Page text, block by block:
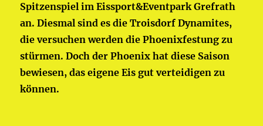
Spitzenspiel im Eissport&Eventpark Grefrath
an. Diesmal sind es die Troisdorf Dynamites,
die versuchen werden die Phoenixfestung zu
stürmen. Doch der Phoenix hat diese Saison
bewiesen, das eigene Eis gut verteidigen zu
können.